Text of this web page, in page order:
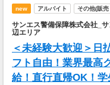
new アルバイト その他(販
サンエス警備保障株式会社_
辺エリア
＜未経験大歓迎＞日
フト自由！業界最高
給！直行直帰OK！